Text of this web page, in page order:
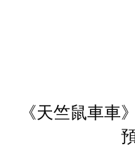
《天竺鼠車